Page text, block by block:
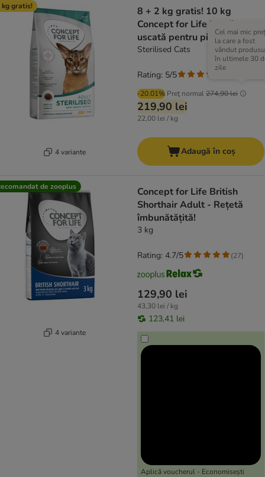
kg gratis!
4 variante
8 + 2 kg gratis! 10 kg
Concept for Life hrană
uscată pentru pisici
Sterilised Cats
-20.01% Preţ normal274,90 lei
Cel mai mic preț
la care a fost
vândut
în ultimele 30
zile
219,90 lei
22,00 lei / kg
Rating: 5/5
Adaugă în coș
de zooplus
4 variante
Concept for Life British
Shorthair Adult - Rețetă
îmbunătățită!
3 kg
129,90 lei
43,30 lei / kg
123,41 lei
Aplică voucherul - Economisești
Rating: 4.7/5 (27)